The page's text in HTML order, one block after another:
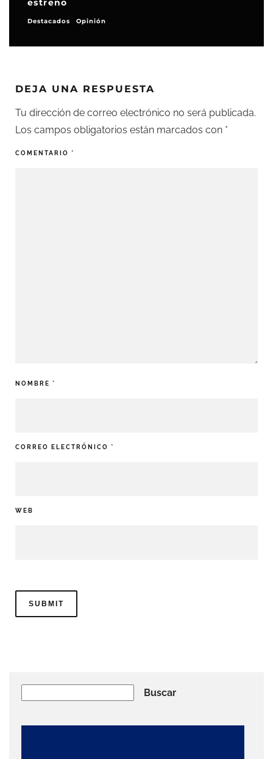
Destacados Opinión
DEJA UNA RESPUESTA
Tu dirección de correo electrónico no será publicada.
Los campos obligatorios están marcados con *
COMENTARIO *
NOMBRE *
CORREO ELECTRÓNICO *
WEB
Buscar